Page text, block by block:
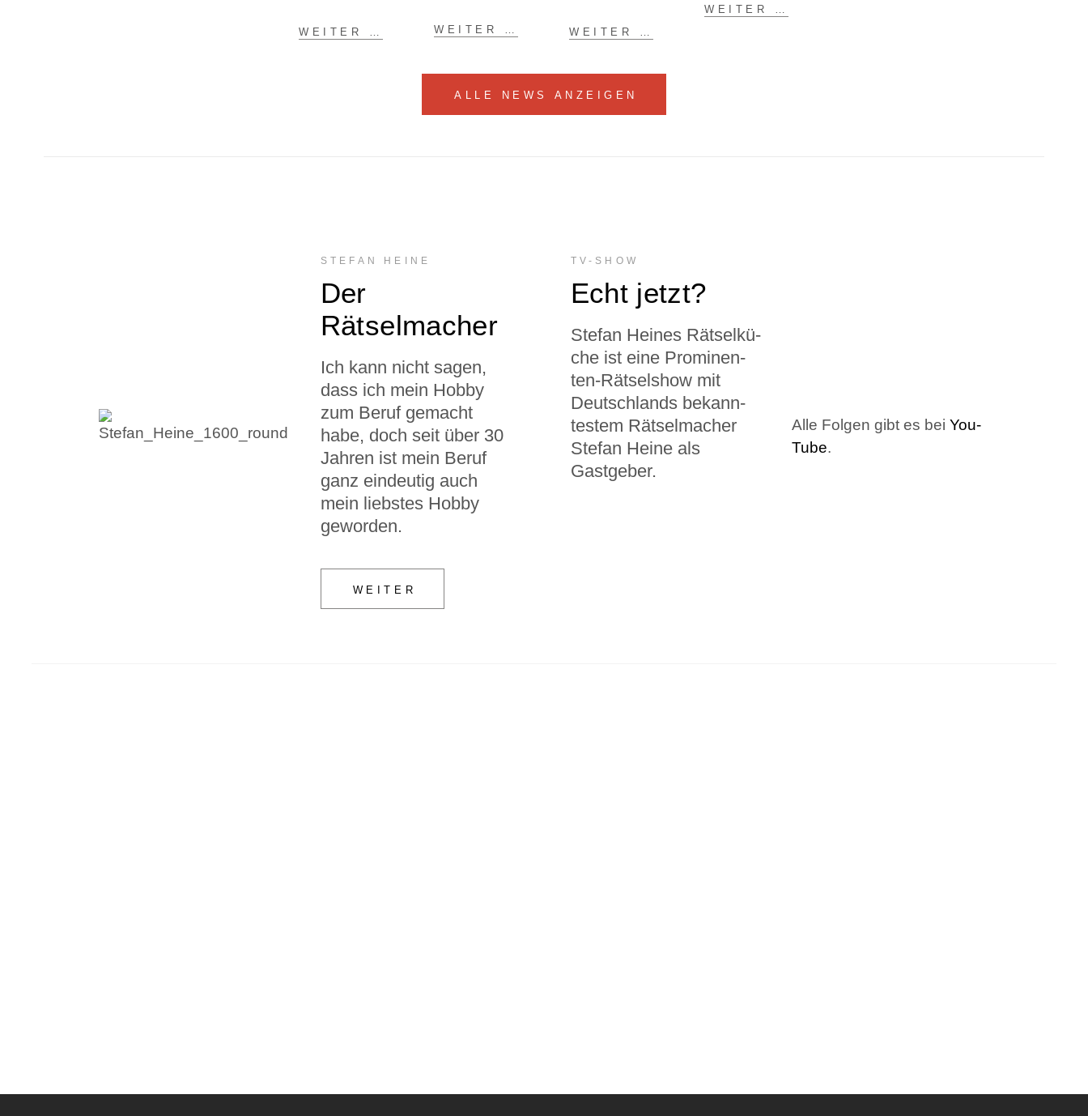
WEI­TER … WEI­TER … WEI­TER …
WEI­TER …
ALLE NEWS ANZEIGEN
STE­FAN HEINE
Der
Rätselmacher
Ich kann nicht sagen,
dass ich mein Hob­by
zum Beruf gemacht
habe, doch seit über 30
Jah­ren ist mein Beruf
ganz ein­deu­tig auch
mein liebs­tes Hob­by
geworden.
WEITER
TV-SHOW
Echt jetzt?
Ste­fan Hei­nes Rät­sel­kü­
che ist eine Pro­mi­nen­
ten-Rät­sel­show mit
Deutsch­lands bekann­
tes­tem Rät­sel­ma­cher
Ste­fan Hei­ne als
Gastgeber.
Alle Fol­gen gibt es beiYou­
Tube.